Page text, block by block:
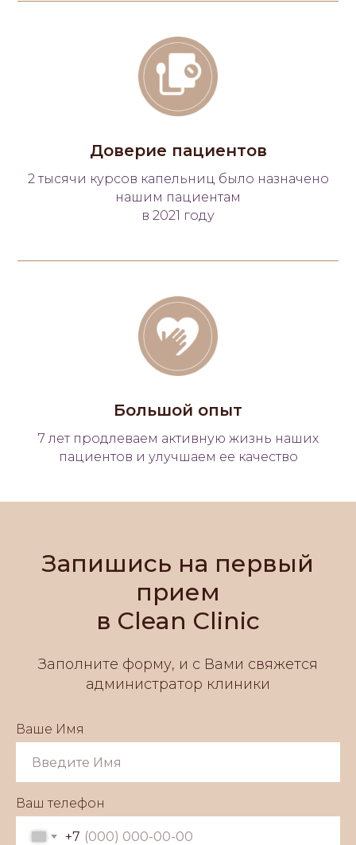
Доверие пациентов
2 тысячи курсов капельниц было назначено
нашим пациентам
в 2021 году
Большой опыт
7 лет продлеваем активную жизнь наших
пациентов и улучшаем ее качество
Запишись на первый
прием
в Clean Clinic
Заполните форму, и с Вами свяжется
администратор клиники
Ваше Имя
Ваш телефон
+7